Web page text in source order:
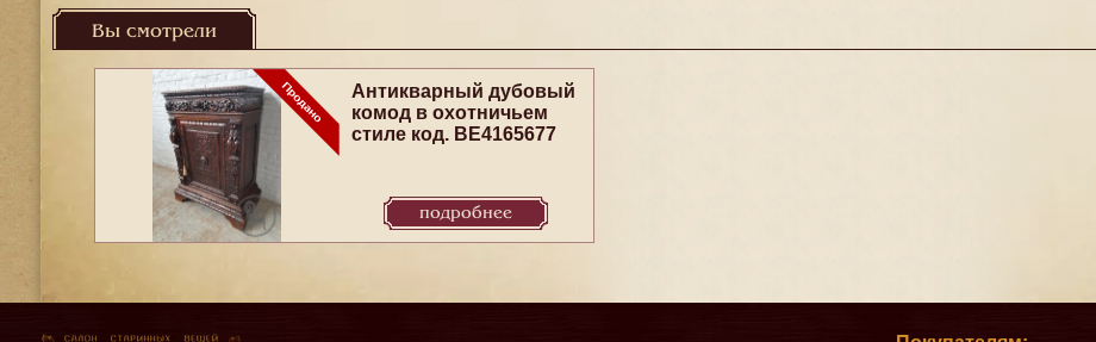
Вы смотрели
Антикварный дубовый
комод в охотничьем
стиле код. BE4165677
подробнее